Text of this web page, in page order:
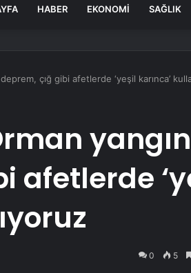
HABER EKONOMI SAĞLIK
çığ gibi afetlerde ‘yeşil karınca’
afetlerde
0 5